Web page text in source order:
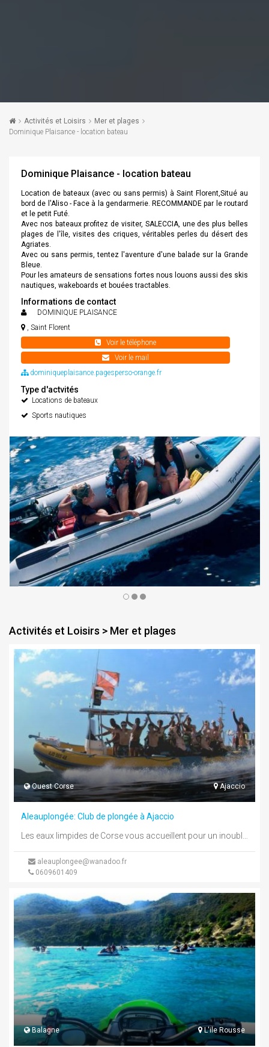
Activités et Loisirs
Mer et plages
Dominique Plaisance - location bateau
Dominique Plaisance - location bateau
Location de bateaux (avec ou sans permis) à Saint Florent,Situé au
bord de l'Aliso - Face à la gendarmerie. RECOMMANDE par le routard
et le petit Futé.
Avec nos bateaux profitez de visiter, SALECCIA, une des plus belles
plages de l'île, visites des criques, véritables perles du désert des
Agriates.
Avec ou sans permis, tentez l'aventure d'une balade sur la Grande
Bleue.
Pour les amateurs de sensations fortes nous louons aussi des skis
nautiques, wakeboards et bouées tractables.
Informations de contact
DOMINIQUE PLAISANCE
, Saint Florent
+33 0495370708
+33 0616905802
Voir le téléphone
dominiqueplaisance@wanadoo.fr
Voir le mail
dominiqueplaisance.pagesperso-orange.fr
Type d'actvités
Locations de bateaux
Sports nautiques
Activités et Loisirs > Mer et plages
Ouest Corse Ajaccio
Aleauplongée: Club de plongée à Ajaccio
aleauplongee@wanadoo.fr
0609601409
Balagne L'ile Rousse